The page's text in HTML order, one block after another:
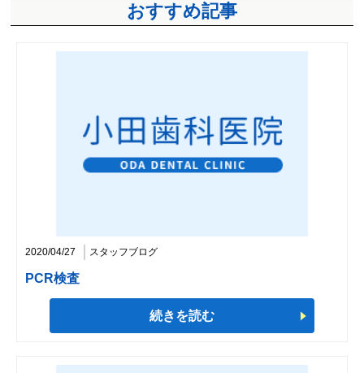
おすすめ記事
2020/04/27 スタッフブログ
PCR検査
続きを読む